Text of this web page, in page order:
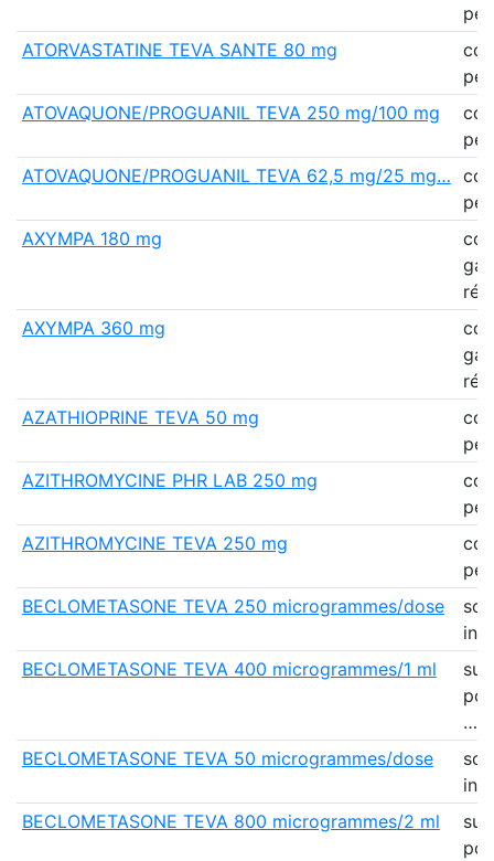
ATORVASTATINE TEVA SANTE 80 mg
ATOVAQUONE/PROGUANIL TEVA 250 mg/100 mg
ATOVAQUONE/PROGUANIL TEVA 62,5 mg/25 mg…
AXYMPA 180 mg
AXYMPA 360 mg
AZATHIOPRINE TEVA 50 mg
AZITHROMYCINE PHR LAB 250 mg
AZITHROMYCINE TEVA 250 mg
BECLOMETASONE TEVA 250 microgrammes/dose
BECLOMETASONE TEVA 400 microgrammes/1 ml
…
BECLOMETASONE TEVA 50 microgrammes/dose
BECLOMETASONE TEVA 800 microgrammes/2 ml